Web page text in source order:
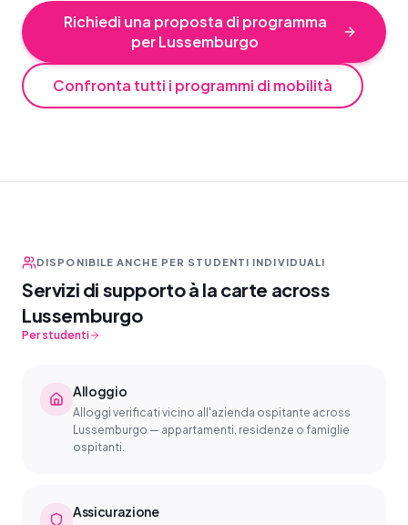
Richiedi una proposta di programma
per Lussemburgo
Confronta tutti i programmi di mobilità
DISPONIBILE ANCHE PER STUDENTI INDIVIDUALI
Servizi di supporto à la carte across
Lussemburgo
Per studenti
Alloggio
Alloggi verificati vicino all'azienda ospitante across
Lussemburgo — appartamenti, residenze o famiglie
ospitanti.
Assicurazione